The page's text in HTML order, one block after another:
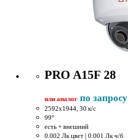
PRO A15F 28
или аналог по запросу
2592x1944, 30 к/c
99°
есть + внешний
0.002 Лк цвет | 0.001 Лк ч/б